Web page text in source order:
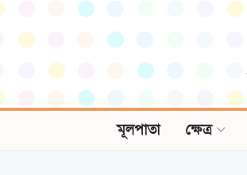
মূলপাতা ক্ষেত্র